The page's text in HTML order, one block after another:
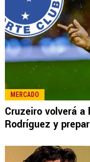
MERCADO
Cruzeiro volverá
Rodríguez y